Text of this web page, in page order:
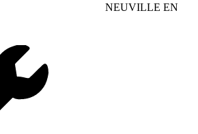
NEUVILLE EN